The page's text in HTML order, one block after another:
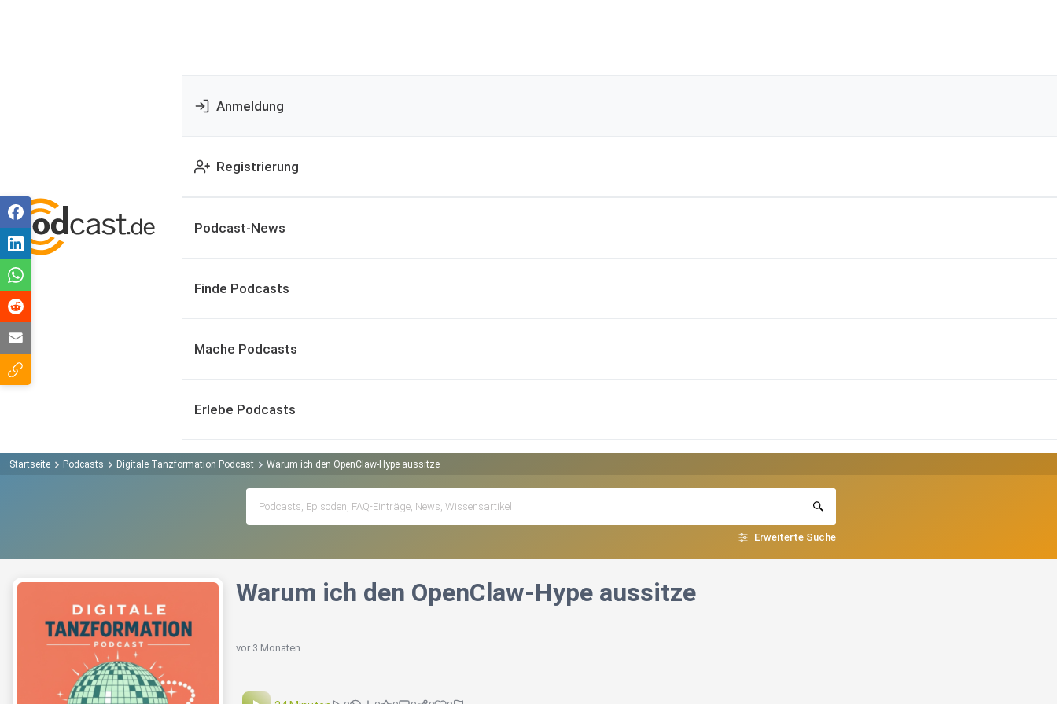
Anmeldung
Registrierung
Podcast-News
Finde Podcasts
Mache Podcasts
Erlebe Podcasts
Startseite Podcasts Digitale Tanzformation Podcast Warum ich den OpenClaw-Hype aussitze
Erweiterte Suche
Warum ich den OpenClaw-Hype aussitze
vor 3 Monaten